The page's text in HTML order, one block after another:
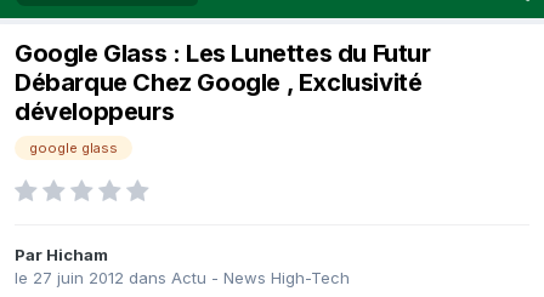
Google Glass : Les Lunettes du Futur
Débarque Chez Google , Exclusivité
développeurs
google glass
Par Hicham
le 27 juin 2012 dans Actu - News High-Tech